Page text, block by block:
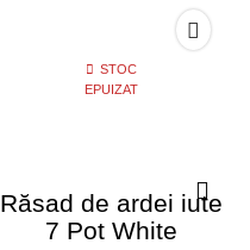
STOC
EPUIZAT
Răsad de ardei iute
7 Pot White